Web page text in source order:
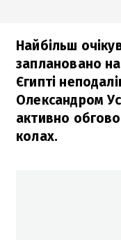
Найбільш
заплановано
Єгипті
Олександром
активно
колах.